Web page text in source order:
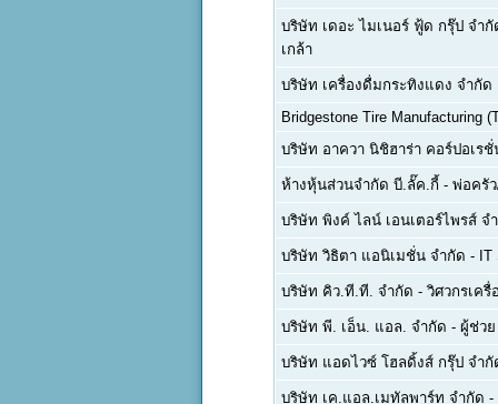
บริษัท เดอะ ไมเนอร์ ฟู้ด กรุ๊ป จำ
เกล้า
บริษัท เครื่องดื่มกระทิงแดง จำกัด
Bridgestone Tire Manufacturing
บริษัท อาควา นิชิฮาร่า คอร์ปอเร
ห้างหุ้นส่วนจำกัด บี.ลั๊ค.กี้ - พ่อครั
บริษัท พิงค์ ไลน์ เอนเตอร์ไพรส์ จ
บริษัท วิธิตา แอนิเมชั่น จำกัด -
บริษัท คิว.ที.ที. จำกัด - วิศวกรเครื่
บริษัท พี. เอ็น. แอล. จำกัด - ผู้ช่ว
บริษัท แอดไวซ์ โฮลดิ้งส์ กรุ๊ป จำกั
บริษัท เค.แอล.เมทัลพาร์ท จำกัด -